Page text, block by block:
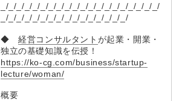
_/_/_/_/_/_/_/_/_/_/_/_/_/_/_/_/_/_/_/_/
_/_/_/_/_/_/_/_/_/_/_/_/_/_/_/_/
◆経営コンサルタント が起業・開業・
独立の基礎知識を伝授！
https://ko-cg.com/business/startup-
lecture/woman/
概要